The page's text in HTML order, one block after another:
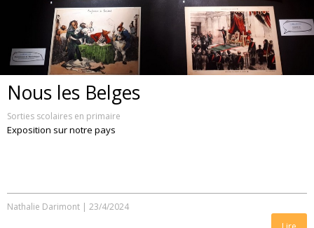
Nous les Belges
Sorties scolaires en primaire
Exposition sur notre pays
Nathalie Darimont | 23/4/2024